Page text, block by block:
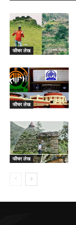
फीचर लेख
फीचर लेख
फीचर लेख